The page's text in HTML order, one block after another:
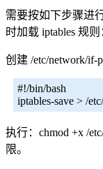
需要按如下步骤进
时加载 iptables 规则
创建 /etc/network/if-
#!/bin/bash
iptables-save > /
执行：chmod +x /
限。